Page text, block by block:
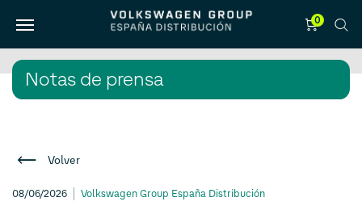
0
Notas de prensa
Volver
08/06/2026 Volkswagen Group España Distribución